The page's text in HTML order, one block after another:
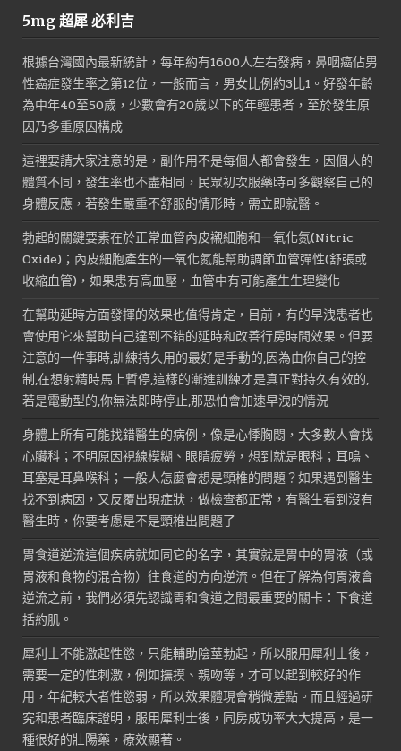
5mg 超犀 必利吉
根據台灣國內最新統計，每年約有1600人左右發病，鼻咽癌佔男
性癌症發生率之第12位，一般而言，男女比例約3比1。好發年齡
為中年40至50歲，少數會有20歲以下的年輕患者，至於發生原
因乃多重原因構成
這裡要請大家注意的是，副作用不是每個人都會發生，因個人的
體質不同，發生率也不盡相同，民眾初次服藥時可多觀察自己的
身體反應，若發生嚴重不舒服的情形時，需立即就醫。
勃起的關鍵要素在於正常血管內皮襯細胞和一氧化氮(Nitric
Oxide)；內皮細胞產生的一氧化氮能幫助調節血管彈性(舒張或
收縮血管)，如果患有高血壓，血管中有可能產生生理變化
在幫助延時方面發揮的效果也值得肯定，目前，有的早洩患者也
會使用它來幫助自己達到不錯的延時和改善行房時間效果。但要
注意的一件事時,訓練持久用的最好是手動的,因為由你自己的控
制,在想射精時馬上暫停,這樣的漸進訓練才是真正對持久有效的,
若是電動型的,你無法即時停止,那恐怕會加速早洩的情況
身體上所有可能找錯醫生的病例，像是心悸胸悶，大多數人會找
心臟科；不明原因視線模糊、眼睛疲勞，想到就是眼科；耳鳴、
耳塞是耳鼻喉科；一般人怎麼會想是頸椎的問題？如果遇到醫生
找不到病因，又反覆出現症狀，做檢查都正常，有醫生看到沒有
醫生時，你要考慮是不是頸椎出問題了
胃食道逆流這個疾病就如同它的名字，其實就是胃中的胃液（或
胃液和食物的混合物）往食道的方向逆流。但在了解為何胃液會
逆流之前，我們必須先認識胃和食道之間最重要的關卡：下食道
括約肌。
犀利士不能激起性慾，只能輔助陰莖勃起，所以服用犀利士後，
需要一定的性刺激，例如撫摸、親吻等，才可以起到較好的作
用，年紀較大者性慾弱，所以效果體現會稍微差點。而且經過研
究和患者臨床證明，服用犀利士後，同房成功率大大提高，是一
種很好的壯陽藥，療效顯著。